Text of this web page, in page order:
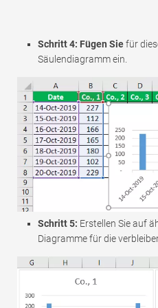
Schritt 4: Fügen Siefür
Säulendiagramm ein.
Schritt 5: Erstellen Sie auf
Diagramme für die